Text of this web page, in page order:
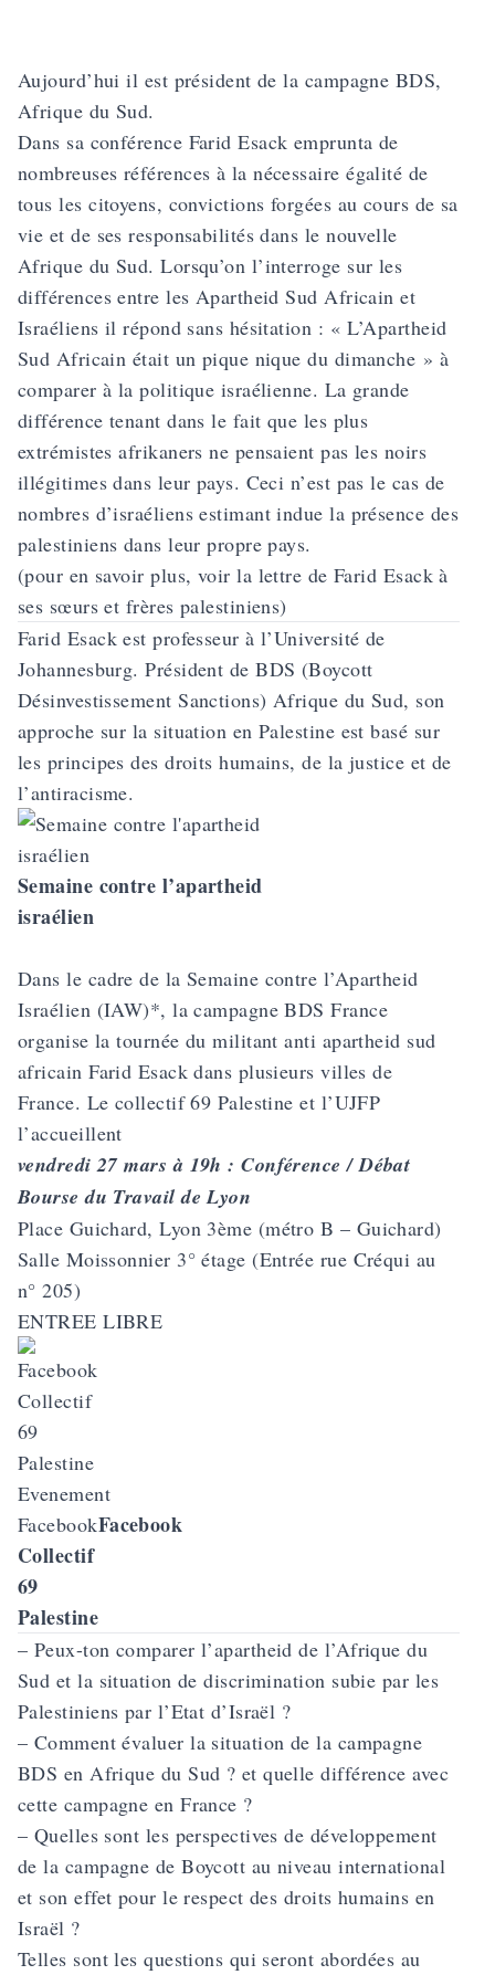
Aujourd’hui il est président de la campagne BDS,
Afrique du Sud.
Dans sa conférence Farid Esack emprunta de
nombreuses références à la nécessaire égalité de
tous les citoyens, convictions forgées au cours de sa
vie et de ses responsabilités dans le nouvelle
Afrique du Sud. Lorsqu’on l’interroge sur les
différences entre les Apartheid Sud Africain et
Israéliens il répond sans hésitation : « L’Apartheid
Sud Africain était un pique nique du dimanche » à
comparer à la politique israélienne. La grande
différence tenant dans le fait que les plus
extrémistes afrikaners ne pensaient pas les noirs
illégitimes dans leur pays. Ceci n’est pas le cas de
nombres d’israéliens estimant indue la présence des
palestiniens dans leur propre pays.
(pour en savoir plus, voir la lettre de Farid Esack à
ses sœurs et frères palestiniens)
Farid Esack est professeur à l’Université de
Johannesburg. Président de BDS (Boycott
Désinvestissement Sanctions) Afrique du Sud, son
approche sur la situation en Palestine est basé sur
les principes des droits humains, de la justice et de
l’antiracisme.
Semaine contre l’apartheid
israélien
Dans le cadre de la Semaine contre l’Apartheid
Israélien (IAW)*, la campagne BDS France
organise la tournée du militant anti apartheid sud
africain Farid Esack dans plusieurs villes de
France. Le collectif 69 Palestine et l’UJFP
l’accueillent
vendredi 27 mars à 19h : Conférence / Débat
Bourse du Travail de Lyon
Place Guichard, Lyon 3ème (métro B – Guichard)
Salle Moissonnier 3° étage (Entrée rue Créqui au
n° 205)
ENTREE LIBRE
Evenement
FacebookFacebook
Collectif
69
Palestine
– Peux-ton comparer l’apartheid de l’Afrique du
Sud et la situation de discrimination subie par les
Palestiniens par l’Etat d’Israël ?
– Comment évaluer la situation de la campagne
BDS en Afrique du Sud ? et quelle différence avec
cette campagne en France ?
– Quelles sont les perspectives de développement
de la campagne de Boycott au niveau international
et son effet pour le respect des droits humains en
Israël ?
Telles sont les questions qui seront abordées au